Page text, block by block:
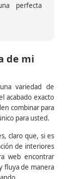
perfecta
de mi
variedad de
acabado exacto
combinar para
para usted.
claro que, si es
de interiores
web encontrar
fluya de manera